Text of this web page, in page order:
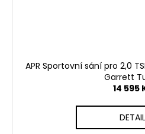
APR Sportovní sání pro 2,0
Garrett
14 595
DETAIL